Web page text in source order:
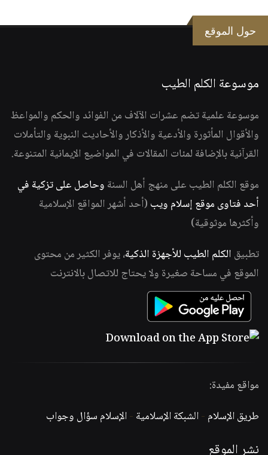
حول الموقع
موسوعة الكلم الطيب
موسوعة علمية تضم عشرات الآلاف من الفوائد والحكم والمواعظ
والأقوال المأثورة والأدعية والأذكار والأحاديث النبوية والتأملات
القرآنية بالإضافة لمئات المقالات في المواضيع الإيمانية المتنوعة.
موقع الكلم الطيب على منهج أهل السنة وحاصل على تزكية في
أحد فتاوى موقع إسلام ويب (أحد أشهر المواقع الإسلامية
وأكثرها موثوقية)
تطبيق الكلم الطيب للأجهزة الذكية، يوفر الكثير من محتوى
الموقع في مساحة صغيرة ولا يحتاج للاتصال بالانترنت
مواقع مفيدة:
طريق الإسلام -الشبكة الإسلامية -الإسلام سؤال وجواب